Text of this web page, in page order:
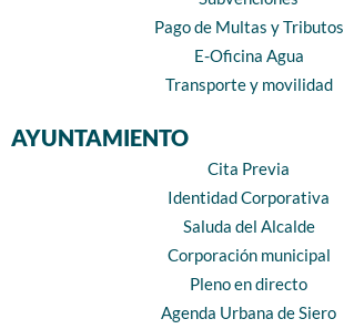
Pago de Multas y Tributos
E-Oficina Agua
Transporte y movilidad
AYUNTAMIENTO
Cita Previa
Identidad Corporativa
Saluda del Alcalde
Corporación municipal
Pleno en directo
Agenda Urbana de Siero